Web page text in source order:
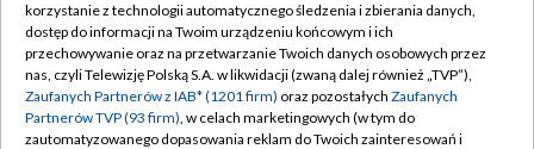
TVP
Abonament TVP
Emisja w TVP
Centrum informacji TVP
Regulamin TVP
Polityka prywatności
Moje zgody
korzystanie z technologii automatycznego śledzenia i zbierania danych,
dostęp do informacji na Twoim urządzeniu końcowym i ich
przechowywanie oraz na przetwarzanie Twoich danych osobowych przez
nas, czyli Telewizję Polską S.A. w likwidacji (zwaną dalej również „TVP”),
Zaufanych Partnerów z IAB* (1201 firm) oraz pozostałych Zaufanych
Partnerów TVP (93 firm), w celach marketingowych (w tym do
zautomatyzowanego dopasowania reklam do Twoich zainteresowań i